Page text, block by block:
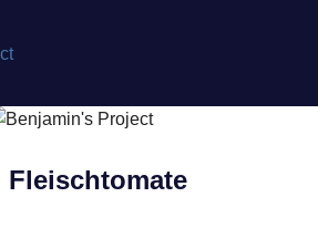
Project
Fleischtomate